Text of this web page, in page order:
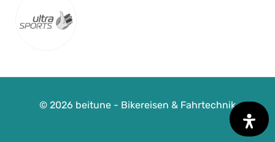
© 2026 beitune - Bikereisen & Fahrtechnik